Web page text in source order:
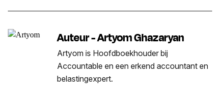
Auteur - Artyom Ghazaryan
Artyom is Hoofdboekhouder bij
Accountable en een erkend accountant en
belastingexpert.